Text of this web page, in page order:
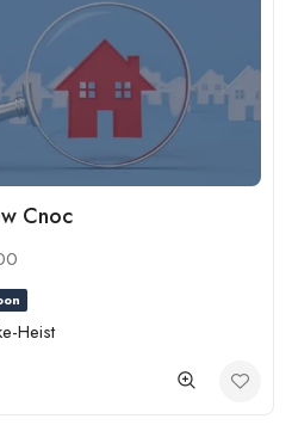
Cnoc
Heist